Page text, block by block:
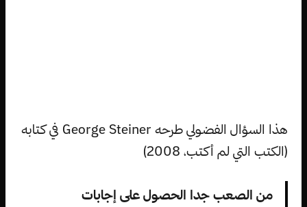
هذا السؤال الفضولي طرحه George Steiner في كتابه
(الكتب التي لم أكتب، 2008)
من الصعب جدا الحصول على إجابات